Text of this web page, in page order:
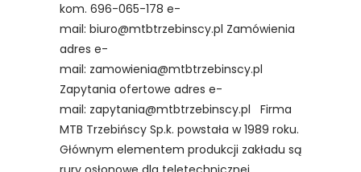
kom. 696-065-178 e-
mail: biuro@mtbtrzebinscy.pl Zamówienia
adres e-
mail: zamowienia@mtbtrzebinscy.pl
Zapytania ofertowe adres e-
mail: zapytania@mtbtrzebinscy.pl Firma
MTB Trzebińscy Sp.k. powstała w 1989 roku.
Głównym elementem produkcji zakładu są